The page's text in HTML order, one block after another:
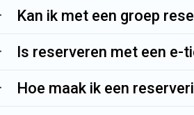
Kan ik met een groep
Is reserveren met een e-
Hoe maak ik een